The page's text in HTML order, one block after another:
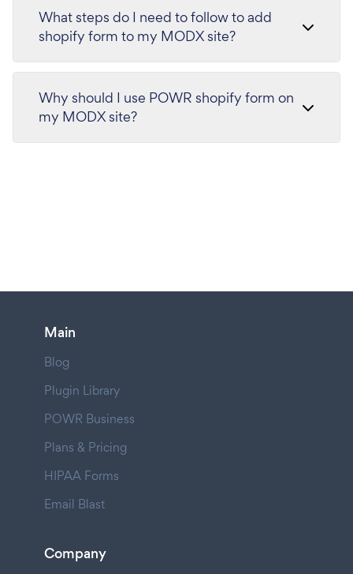
What steps do I need to follow to add
shopify form to my MODX site?
Why should I use POWR shopify form on
my MODX site?
Main
Blog
Plugin Library
POWR Business
Plans & Pricing
HIPAA Forms
Email Blast
Company